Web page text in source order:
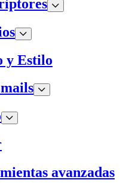
y Estilo
avanzadas